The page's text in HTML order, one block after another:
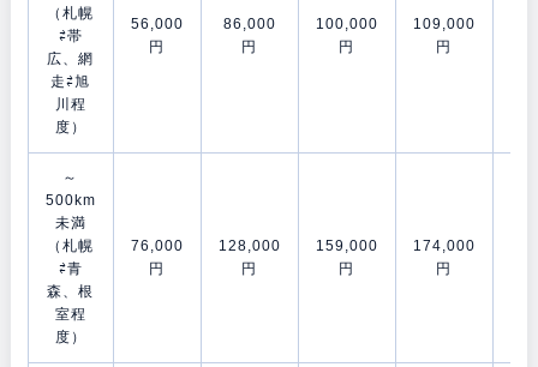
（札幌
⇄帯
広、網
走⇄旭
川程
度）
56,000
円
86,000
円
100,000
円
109,000
円
～
500km
未満
（札幌
⇄青
森、根
室程
度）
76,000
円
128,000
円
159,000
円
174,000
円